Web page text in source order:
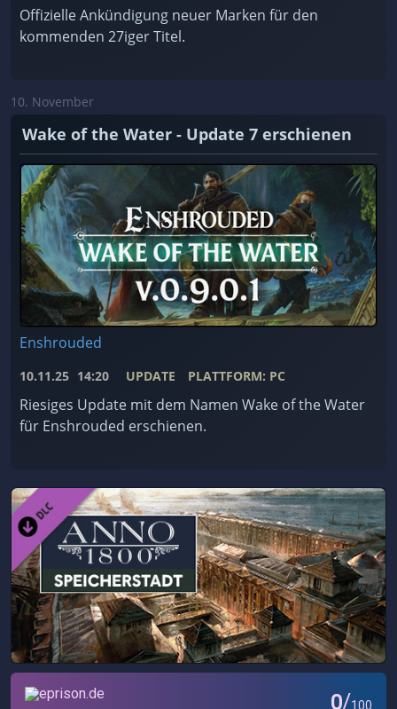
Offizielle Ankündigung neuer Marken für den
kommenden 27iger Titel.
10. November
Wake of the Water - Update 7 erschienen
Enshrouded
10.11.25 14:20 UPDATE PLATTFORM: PC
Riesiges Update mit dem Namen Wake of the Water
für Enshrouded erschienen.